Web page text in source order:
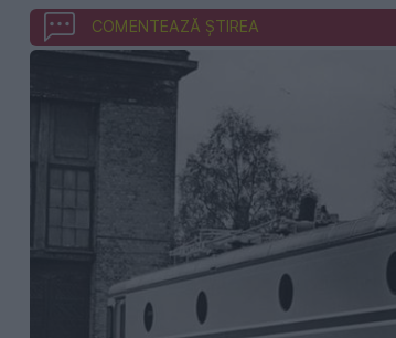
COMENTEAZĂ ȘTIREA